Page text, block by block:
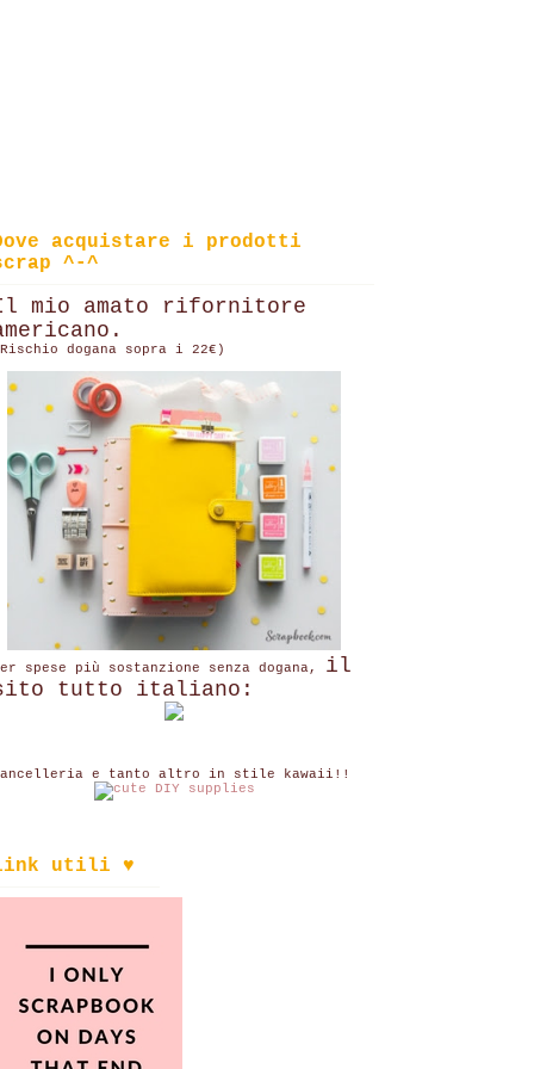
acquistare i prodotti
^-^
mio amato rifornitore
dogana sopra i 22€)
spese più sostanzione senza dogana, il
tutto italiano:
e tanto altro in stile kawaii!!
utili ♥